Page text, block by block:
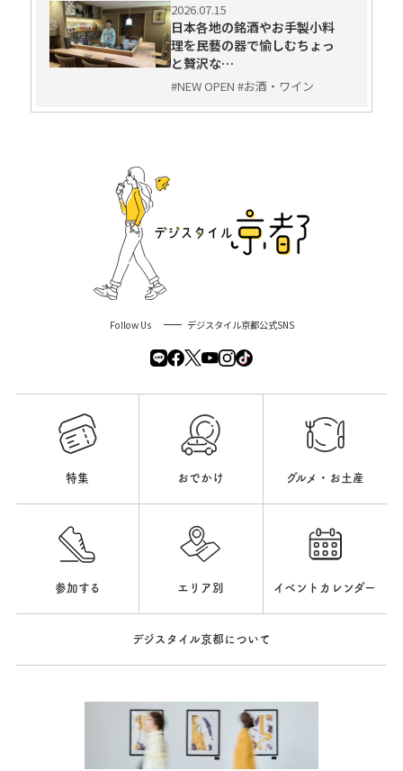
2026.07.15
日本各地の銘酒やお手製小料
理を民藝の器で愉しむちょっ
と贅沢な…
#NEW OPEN #お酒・ワイン
Follow Us デジスタイル京都公式SNS
特集 おでかけ グルメ・お土産
参加する エリア別 イベントカレンダー
デジスタイル京都について